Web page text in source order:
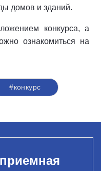
домов и зданий.
конкурса, а
ознакомиться на
#конкурс